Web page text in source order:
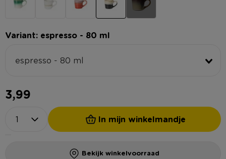
Variant: espresso - 80 ml
espresso - 80 ml
3,99
In mijn winkelmandje
Bekijk winkelvoorraad